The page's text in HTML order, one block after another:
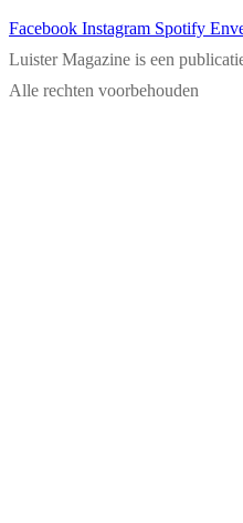
Facebook Instagram Spotify
Luister Magazine is een
Alle rechten voorbehouden